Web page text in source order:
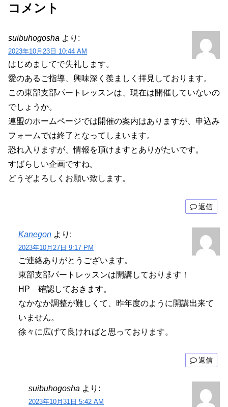
コメント
suibuhogosha より:
2023年10月23日 10:44 AM
はじめましてで失礼します。
愛のあるご指導、興味深く羨ましく拝見しております。
この東部支部パートレッスンは、現在は開催していないの
でしょうか。
連盟のホームページでは開催の案内はありますが、申込み
フォームでは終了となってしまいます。
恐れ入りますが、情報を頂けますとありがたいです。
すばらしい企画ですね。
どうぞよろしくお願い致します。
返信
Kanegon より:
2023年10月27日 9:17 PM
ご連絡ありがとうございます。
東部支部パートレッスンは開講しております！
HP 確認しておきます。
なかなか調整が難しくて、昨年度のように開講出来て
いません。
徐々に広げて良ければと思っております。
返信
suibuhogosha より:
2023年10月31日 5:42 AM